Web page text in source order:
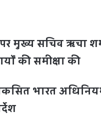
मुख्य सचिव ऋचा
की समीक्षा की
भारत